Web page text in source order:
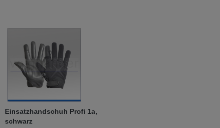
Einsatzhandschuh Profi 1a,
schwarz